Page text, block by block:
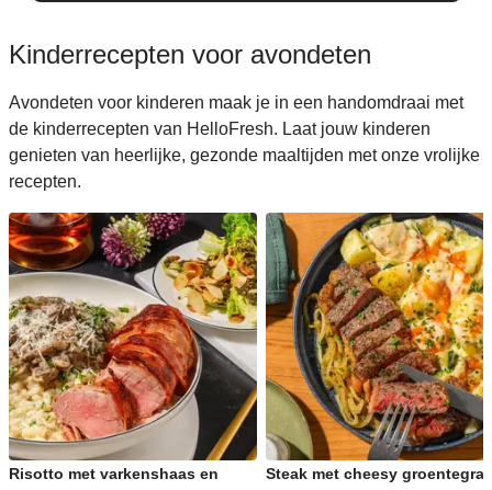
Kinderrecepten voor avondeten
Avondeten voor kinderen maak je in een handomdraai met
de kinderrecepten van HelloFresh. Laat jouw kinderen
genieten van heerlijke, gezonde maaltijden met onze vrolijke
recepten.
Risotto met varkenshaas en
Steak met cheesy